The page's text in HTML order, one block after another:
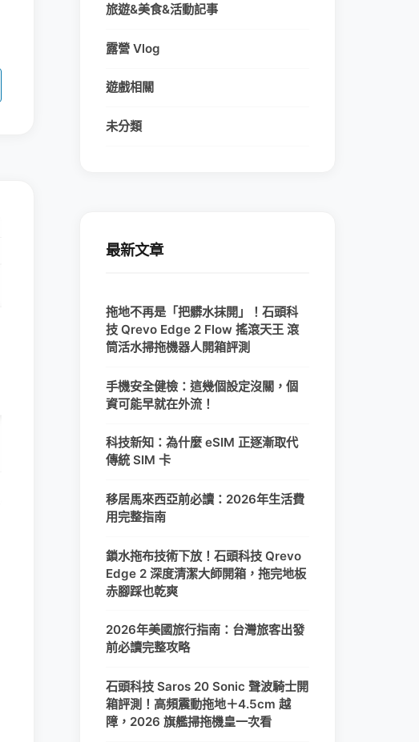
旅遊&美食&活動記事
露營 Vlog
遊戲相關
未分類
最新文章
拖地不再是「把髒水抹開」！石頭科
技 Qrevo Edge 2 Flow 搖滾天王 滾
筒活水掃拖機器人開箱評測
手機安全健檢：這幾個設定沒關，個
資可能早就在外流！
科技新知：為什麼 eSIM 正逐漸取代
傳統 SIM 卡
移居馬來西亞前必讀：2026年生活費
用完整指南
鎖水拖布技術下放！石頭科技 Qrevo
Edge 2 深度清潔大師開箱，拖完地板
赤腳踩也乾爽
2026年美國旅行指南：台灣旅客出發
前必讀完整攻略
石頭科技 Saros 20 Sonic 聲波騎士開
箱評測！高頻震動拖地＋4.5cm 越
障，2026 旗艦掃拖機皇一次看